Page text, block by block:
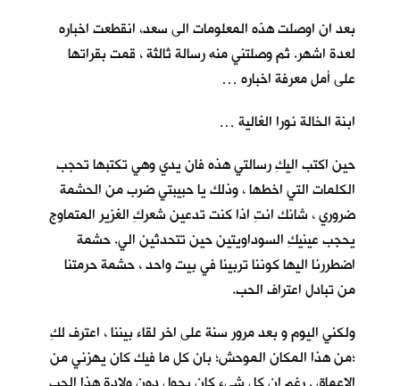
بعد ان اوصلت هذه المعلومات الى سعد، انقطعت اخباره
لعدة اشهر. ثم وصلتني منه رسالة ثالثة ، قمت بقراتها
على أمل معرفة اخباره …
ابنة الخالة نورا الغالية …
حين اكتب اليكِ رسالتي هذه فان يدي وهي تكتبها تحجب
الكلمات التي اخطها ، وذلك يا حبيبتي ضرب من الحشمة
ضروري ، شانك انتِ اذا كنت تدعين شعركِ الغزير المتماوج
يحجب عينيكِ السوداويتين حين تتحدثين الي. حشمة
اضطررنا اليها كوننا تربينا في بيت واحد ، حشمة حرمتنا
من تبادل اعتراف الحب.
ولكني اليوم و بعد مرور سنة على اخر لقاء بيننا ، اعترف لكِ
؛من هذا المكان الموحش؛ بان كل ما فيك كان يهزني من